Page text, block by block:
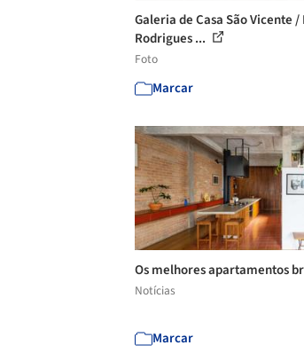
Galeria de Casa São Vicente
Rodrigues ...
Foto
Marcar
Os melhores apartamentos
Notícias
Marcar